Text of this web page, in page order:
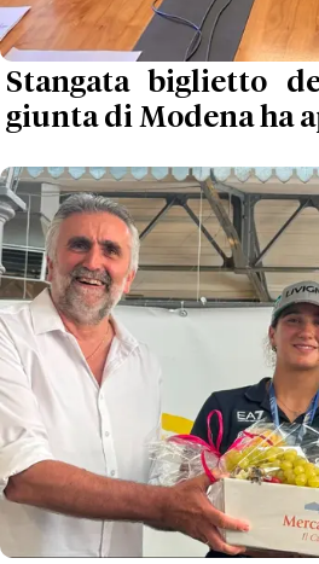
Stangata biglietto
giunta di Modena ha